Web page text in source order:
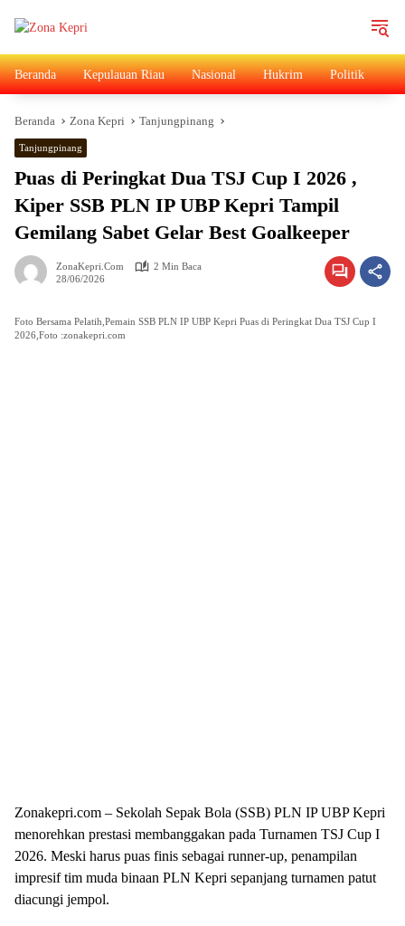
Beranda Kepulauan Riau Nasional Hukrim Politik
Beranda Zona Kepri Tanjungpinang
Tanjungpinang
Puas di Peringkat Dua TSJ Cup I 2026 ,
Kiper SSB PLN IP UBP Kepri Tampil
Gemilang Sabet Gelar Best Goalkeeper
ZonaKepri.com
2 Min Baca
28/06/2026
Foto Bersama Pelatih,Pemain SSB PLN IP UBP Kepri Puas di Peringkat Dua TSJ Cup I
2026,Foto :zonakepri.com
Zonakepri.com – Sekolah Sepak Bola (SSB) PLN IP UBP Kepri
menorehkan prestasi membanggakan pada Turnamen TSJ Cup I
2026. Meski harus puas finis sebagai runner-up, penampilan
impresif tim muda binaan PLN Kepri sepanjang turnamen patut
diacungi jempol.